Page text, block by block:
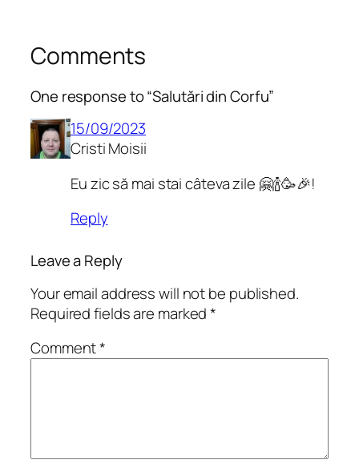
Comments
One response to “Salutări din Corfu”
15/09/2023
Cristi Moisii
Eu zic să mai stai câteva zile 🤗🍾🥳🎉!
Reply
Leave a Reply
Your email address will not be published.
Required fields are marked*
Comment*